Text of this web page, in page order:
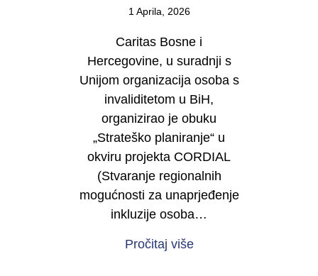
1 Aprila, 2026
Caritas Bosne i
Hercegovine, u suradnji s
Unijom organizacija osoba s
invaliditetom u BiH,
organizirao je obuku
„Strateško planiranje“ u
okviru projekta CORDIAL
(Stvaranje regionalnih
mogućnosti za unaprjeđenje
inkluzije osoba…
Pročitaj višeabout Od vizije do